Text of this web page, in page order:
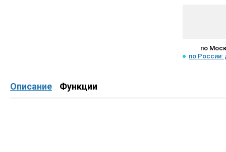
по
по России:
Описание Функции